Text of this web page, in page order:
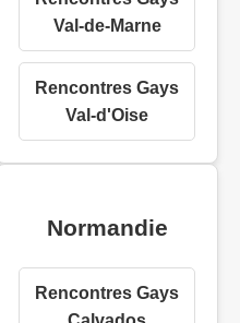
Val-de-Marne
Rencontres Gays
Val-d'Oise
Normandie
Rencontres Gays